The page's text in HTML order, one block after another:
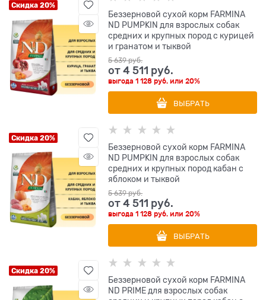
Скидка 20%
Беззерновой cухой корм FARMINA
ND PUMPKIN для взрослых собак
средних и крупных пород с курицей
и гранатом и тыквой
5 639 руб.
от4 511 руб.
выгода1 128 руб. или20%
ВЫБРАТЬ
Скидка 20%
Беззерновой cухой корм FARMINA
ND PUMPKIN для взрослых собак
средних и крупных пород кабан с
яблоком и тыквой
5 639 руб.
от4 511 руб.
выгода1 128 руб. или20%
ВЫБРАТЬ
Скидка 20%
Беззерновой cухой корм FARMINA
ND PRIME для взрослых собак